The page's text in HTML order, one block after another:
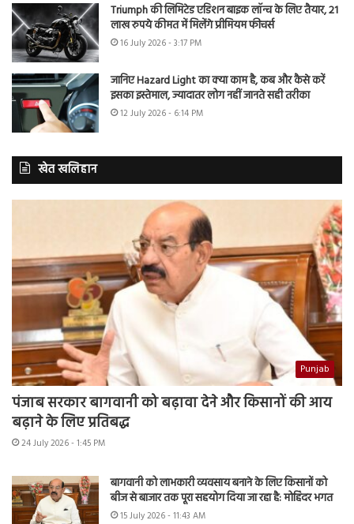
Triumph की लिमिटेड एडिशन बाइक लॉन्च के लिए तैयार, 21
लाख रुपये कीमत में मिलेंगे प्रीमियम फीचर्स
16 July 2026 - 3:17 PM
जानिए Hazard Light का क्या काम है, कब और कैसे करें
इसका इस्तेमाल, ज्यादातर लोग नहीं जानते सही तरीका
12 July 2026 - 6:14 PM
खेत खलिहान
Punjab
पंजाब सरकार बागवानी को बढ़ावा देने और किसानों की आय
बढ़ाने के लिए प्रतिबद्ध
24 July 2026 - 1:45 PM
बागवानी को लाभकारी व्यवसाय बनाने के लिए किसानों को
बीज से बाजार तक पूरा सहयोग दिया जा रहा है: मोहिंदर भगत
15 July 2026 - 11:43 AM